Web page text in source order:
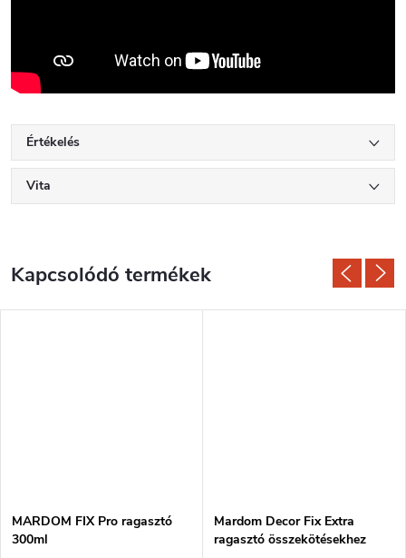
Értékelés
Vita
Kapcsolódó termékek
MARDOM FIX Pro ragasztó
300ml
Mardom Decor Fix Extra
ragasztó összekötésekhez